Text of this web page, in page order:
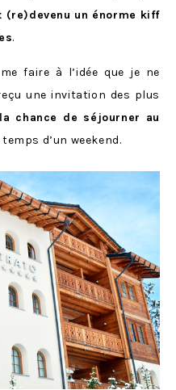
(re)devenu un énorme kiff
.
faire à l’idée que je ne
une invitation des plus
chance de séjourner au
temps d’un weekend.